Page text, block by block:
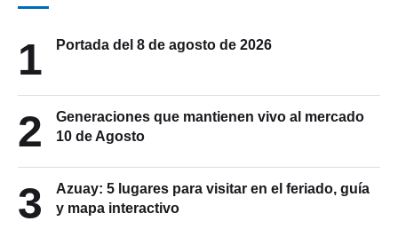
1 Portada del 8 de agosto de 2026
2
Generaciones que mantienen vivo al mercado
10 de Agosto
3
Azuay: 5 lugares para visitar en el feriado, guía
y mapa interactivo